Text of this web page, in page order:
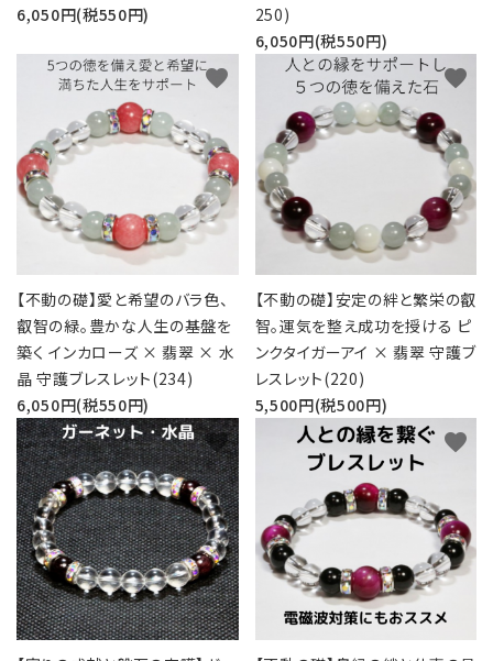
6,050円(税550円)
250)
6,050円(税550円)
【不動の礎】愛と希望のバラ色、
叡智の緑。豊かな人生の基盤を
築く インカローズ × 翡翠 × 水
晶 守護ブレスレット(234)
6,050円(税550円)
favorite
【不動の礎】安定の絆と繁栄の叡
智。運気を整え成功を授ける ピ
ンクタイガーアイ × 翡翠 守護ブ
レスレット(220)
5,500円(税500円)
favorite
favorite favorite